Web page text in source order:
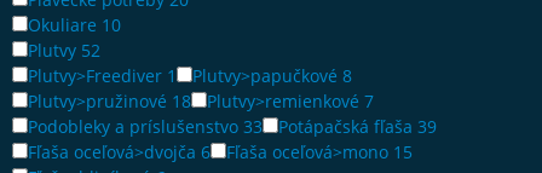
Okuliare 10
Plutvy 52
Plutvy>Freediver 1 Plutvy>papučkové 8
Plutvy>pružinové 18 Plutvy>remienkové 7
Podobleky a príslušenstvo 33 Potápačská fľaša 39
Fľaša oceľová>dvojča 6 Fľaša oceľová>mono 15